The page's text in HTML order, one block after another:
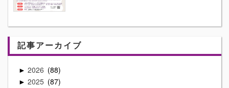
記事アーカイブ
► 2026 88
► 2025 87